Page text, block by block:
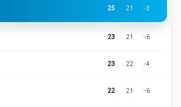
25 21 -3
23 21 -6
23 22 -4
22 21 -6